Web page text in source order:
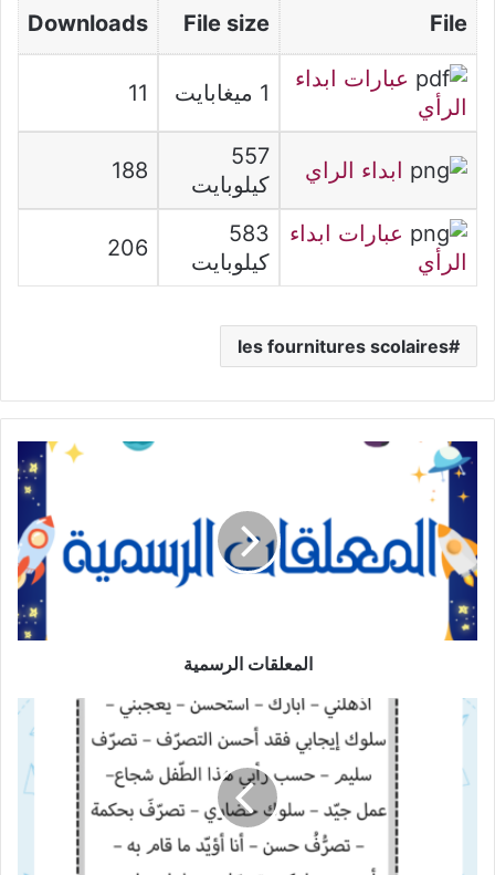
File
File size
Downloads
عبارات ابداء
الرأي
1 ميغابايت 11
ابداء الراي
557
كيلوبايت
188
عبارات ابداء
الرأي
583
كيلوبايت
206
les fournitures scolaires
المعلقات
الرسمية
المعلقات الرسمية
الانتاج
الكتابي:
عبارات